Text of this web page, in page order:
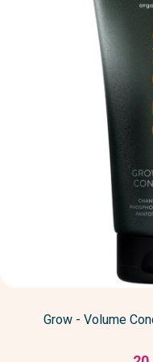
Grow - Volume